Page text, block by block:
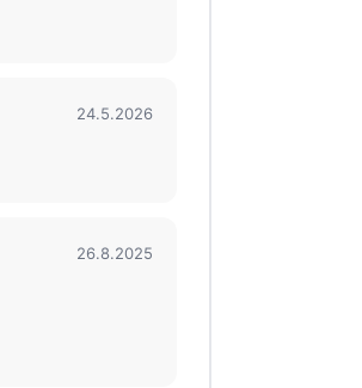
24.5.2026
26.8.2025